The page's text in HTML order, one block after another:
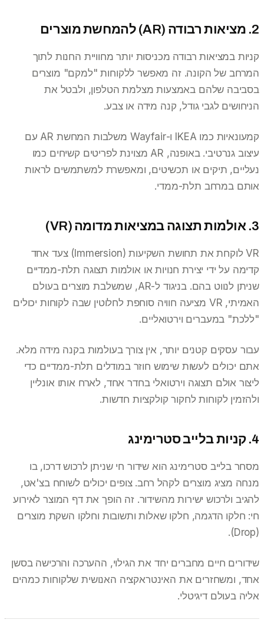
2. מציאות רבודה (AR) להמחשת מוצרים
קניות במציאות רבודה מכניסות יותר מחוויית החנות לתוך
המרחב של הקונה. זה מאפשר ללקוחות "למקם" מוצרים
בסביבה שלהם באמצעות מצלמת הטלפון, ולבטל את
הניחושים לגבי גודל, קנה מידה או צבע.
קמעונאיות כמו IKEA ו-Wayfair משלבות המחשת AR עם
עיצוב גנרטיבי. באופנה, AR מצוינת לפריטים קשיחים כמו
נעליים, תיקים או תכשיטים, ומאפשרת למשתמשים לראות
אותם במרחב תלת-ממדי.
3. אולמות תצוגה במציאות מדומה (VR)
VR לוקחת את תחושת השקיעות (Immersion) צעד אחד
קדימה על ידי יצירת חנויות או אולמות תצוגה תלת-ממדיים
שניתן לנווט בהם. בניגוד ל-AR, שמשלבת מוצרים בעולם
האמיתי, VR מציעה חוויה סוחפת לחלוטין שבה לקוחות יכולים
"ללכת" במעברים וירטואליים.
עבור עסקים קטנים יותר, אין צורך בעולמות בקנה מידה מלא.
אתם יכולים לעשות שימוש חוזר במודלים תלת-ממדיים כדי
ליצור אולם תצוגה וירטואלי בחדר אחד, לארח אותו אונליין
ולהזמין לקוחות לחקור קולקציות חדשות.
4. קניות בלייב סטרימינג
מסחר בלייב סטרימינג הוא שידור חי שניתן לרכוש דרכו, בו
מנחה מציג מוצרים לקהל רחב. צופים יכולים לשוחח בצ'אט,
להגיב ולרכוש ישירות מהשידור. זה הופך את דף המוצר לאירוע
חי: חלקו הדגמה, חלקו שאלות ותשובות וחלקו השקת מוצרים
(Drop).
שידורים חיים מחברים יחד את הגילוי, ההערכה והרכישה בסשן
אחד, ומשחזרים את האינטראקציה האנושית שלקוחות כמהים
אליה בעולם דיגיטלי.